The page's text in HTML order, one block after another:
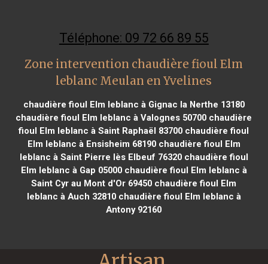
Téléphone: 09 72 66 89 55
Zone intervention chaudière fioul Elm
leblanc Meulan en Yvelines
chaudière fioul Elm leblanc à Gignac la Nerthe 13180
chaudière fioul Elm leblanc à Valognes 50700 chaudière
fioul Elm leblanc à Saint Raphaël 83700 chaudière fioul
Elm leblanc à Ensisheim 68190chaudière fioul Elm
leblanc à Saint Pierre lès Elbeuf 76320chaudière fioul
Elm leblanc à Gap 05000chaudière fioul Elm leblanc à
Saint Cyr au Mont d'Or 69450 chaudière fioul Elm
leblanc à Auch 32810chaudière fioul Elm leblanc à
Antony 92160